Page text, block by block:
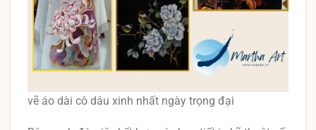
vẽ áo dài cô dâu xinh nhất ngày trọng đại